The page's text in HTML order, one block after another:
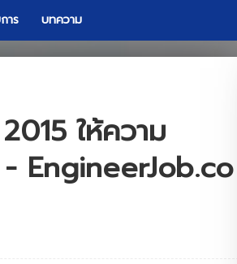
าร บทความ
ให้ความ
EngineerJob.co